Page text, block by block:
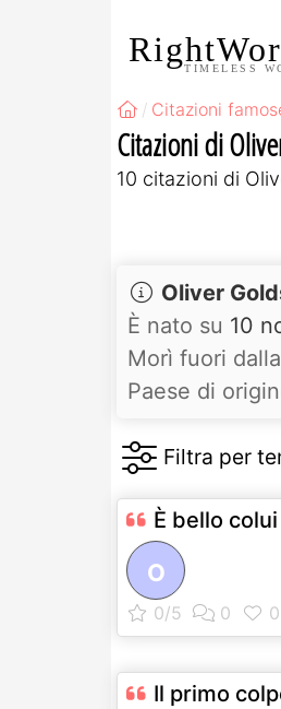
TIMELESS
Citazioni
Citazioni di
10 citazioni di
Oliver
È nato su 10
Morì fuori
Paese di
È bello
O
Il primo